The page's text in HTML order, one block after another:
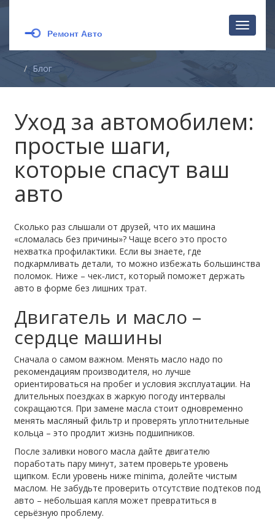
Блог
Уход за автомобилем:
простые шаги,
которые спасут ваш
авто
Сколько раз слышали от друзей, что их машина
«сломалась без причины»? Чаще всего это просто
нехватка профилактики. Если вы знаете, где
подкармливать детали, то можно избежать большинства
поломок. Ниже – чек‑лист, который поможет держать
авто в форме без лишних трат.
Двигатель и масло –
сердце машины
Сначала о самом важном. Менять масло надо по
рекомендациям производителя, но лучше
ориентироваться на пробег и условия эксплуатации. На
длительных поездках в жаркую погоду интервалы
сокращаются. При замене масла стоит одновременно
менять масляный фильтр и проверять уплотнительные
кольца – это продлит жизнь подшипников.
После заливки нового масла дайте двигателю
поработать пару минут, затем проверьте уровень
щипком. Если уровень ниже minima, долейте чистым
маслом. Не забудьте проверить отсутствие подтеков под
авто – небольшая капля может превратиться в
серьёзную проблему.